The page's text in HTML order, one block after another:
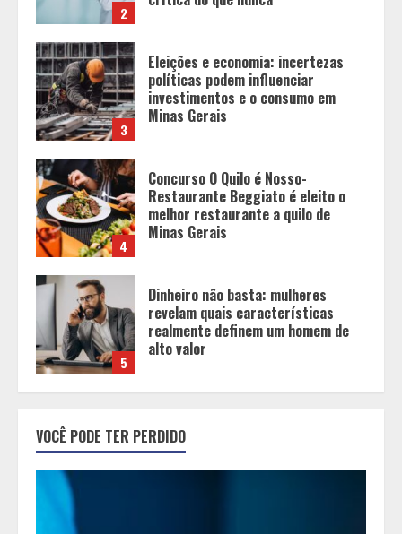
3
4
Concurso O Quilo é Nosso-
Restaurante Beggiato é eleito o
melhor restaurante a quilo de
Minas Gerais
5
Dinheiro não basta: mulheres
revelam quais características
realmente definem um homem de
alto valor
1
Projeto em análise no Senado pode
transformar o WhatsApp em um
canal menos confiável para os
usuários, diz especialista
situação do Ebola na República
Democrática do Congo é mais
crítica do que nunca
VOCÊ PODE TER PERDIDO